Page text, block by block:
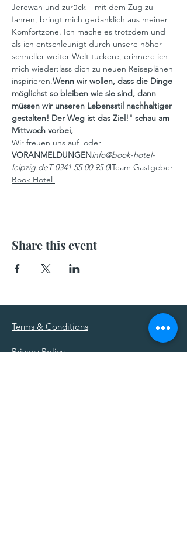
Jerewan und zurück – mit dem Zug zu
fahren, bringt mich gedanklich aus meiner
Komfortzone. Ich mache es trotzdem und
als ich entschleunigt durch unsere höher-
schneller-weiter-Welt tuckere, erinnere ich
mich wieder:lass dich zu neuen Reiseplänen
inspirieren.Wenn wir wollen, dass die Dinge
möglichst so bleiben wie sie sind, dann
müssen wir unseren Lebensstil nachhaltiger
gestalten! Der Weg ist das Ziel!" schau am
Mittwoch vorbei,
Wir freuen uns auf oder
VORANMELDUNGENinfo@book-hotel-
leipzig.deT 0341 55 00 95 0ITeam Gastgeber
Book Hotel
Share this event
Terms & Conditions
Privacy Policy